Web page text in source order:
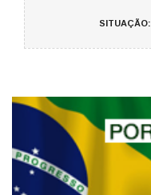
SITUAÇÃO: